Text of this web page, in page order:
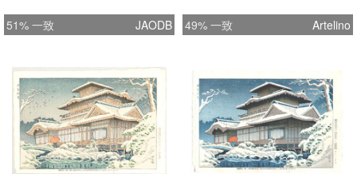
51% 一致 JAODB 49% 一致 Artelino